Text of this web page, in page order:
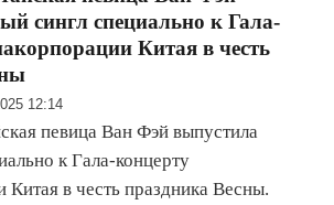
сингл специально к Гала-
Китая в честь
12:14
певица Ван Фэй выпустила
к Гала-концерту
в честь праздника Весны.